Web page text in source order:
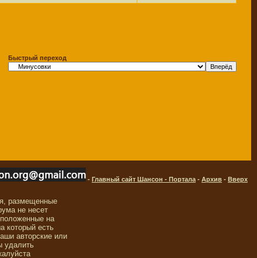
Быстрый переход
- Главный сайт Шансон - Портала - Архив - Вверх
размещенные
не несет
на
который есть
авторские или
удалить